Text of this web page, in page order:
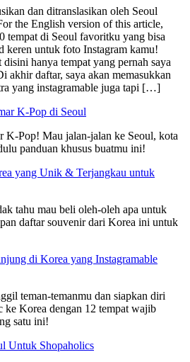
dan ditranslasikan oleh Seoul
the English version of this article,
tempat di Seoul favoritku yang bisa
keren untuk foto Instagram kamu!
hanya tempat yang pernah saya
akhir daftar, saya akan memasukkan
yang instagramable juga tapi […]
K-Pop di Seoul
K-Pop! Mau jalan-jalan ke Seoul, kota
panduan khusus buatmu ini!
yang Unik & Terjangkau untuk
tahu mau beli oleh-oleh apa untuk
daftar souvenir dari Korea ini untuk
di Korea yang Instagramable
teman-temanmu dan siapkan diri
ke Korea dengan 12 tempat wajib
satu ini!
Untuk Shopaholics